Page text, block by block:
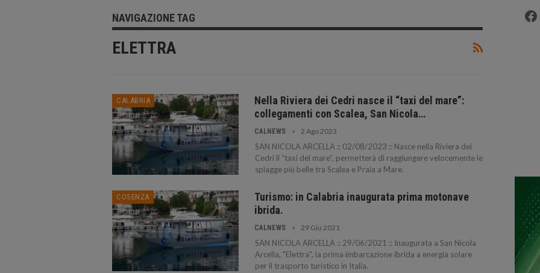
NAVIGAZIONE TAG
ELETTRA
CALABRIA
Nella Riviera dei Cedri nasce il “taxi del mare”:
collegamenti con Scalea, San Nicola…
CALNEWS 2 Ago 2023
SAN NICOLA ARCELLA :: 02/08/2023 :: Nasce nella Riviera dei
Cedri il “taxi del mare”, permetterà di raggiungere velocemente le
spiagge più belle tra Scalea e Praia a Mare.
COSENZA
Turismo: in Calabria inaugurata prima motonave
ibrida.
CALNEWS 29 Giu 2021
SAN NICOLA ARCELLA :: 29/06/2021 :: Inaugurata a San Nicola
Arcella, "Elettra", la prima imbarcazione ibrida a energia solare
per il trasporto turistico in Italia.